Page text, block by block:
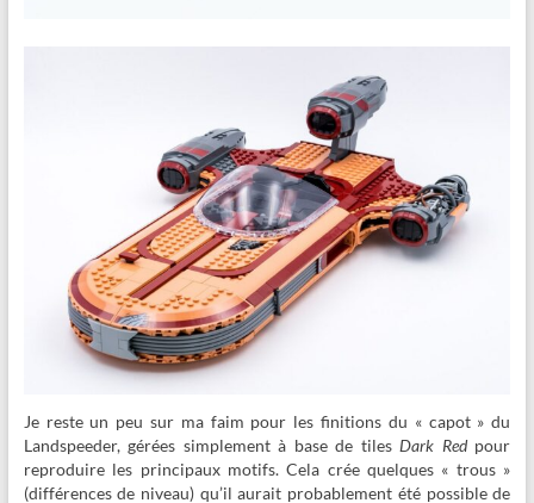
Je reste un peu sur ma faim pour les finitions du « capot » du
Landspeeder, gérées simplement à base de tilesDark Redpour
reproduire les principaux motifs. Cela crée quelques « trous »
(différences de niveau) qu’il aurait probablement été possible de